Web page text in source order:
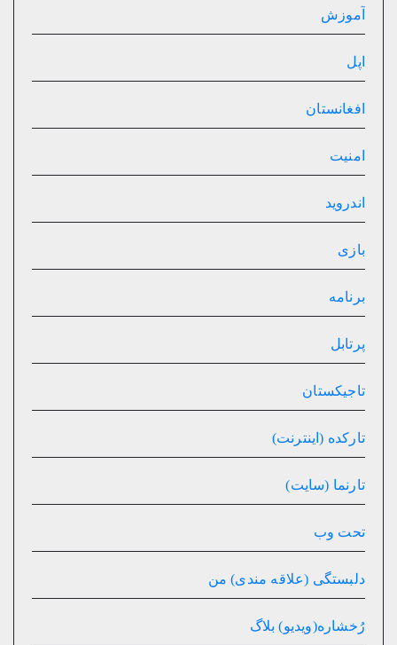
آموزش
اپل
افغانستان
امنیت
اندروید
بازی
برنامه
پرتابل
تاجیکستان
تارکده (اینترنت)
تارنما (سایت)
تحت وب
دلبستگی (علاقه مندی) من
رُخشاره(ویدیو) بلاگ